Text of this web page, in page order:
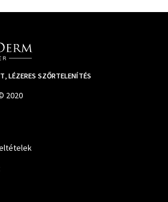
LÉZERES SZŐRTELENÍTÉS
2020